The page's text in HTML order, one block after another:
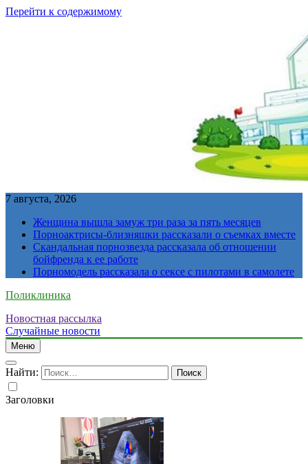
Перейти к содержимому
7 августа, 2026
Женщина вышла замуж три раза за пять месяцев
Порноактрисы-близняшки рассказали о съемках вместе
Скандальная порнозвезда рассказала об отношении
бойфренда к ее работе
Порномодель рассказала о сексе с пилотами в самолете
Поликлиника
Новостная рассылка
Случайные новости
Меню
Найти:
Заголовки